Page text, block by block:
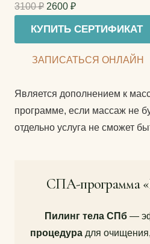
3100₽ Первоначальная
3100 ₽.
2600 ₽Текущая
товара
программа
КУПИТЬ СЕРТИФИКАТ
ЗАПИСАТЬСЯ ОНЛАЙН
Является дополнением к
программе, если массаж не
отдельно услуга не сможет
СПА-программа
Пилинг тела СПб —
процедура для